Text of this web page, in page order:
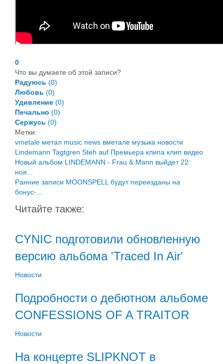
0
Что вы думаете об этой записи?
Радуюсь (0)
Любовь (0)
Удивление (0)
Печально (0)
Сержусь (0)
Метки:
vmetale метал music news вметале музыка новости
Lindemann Tagtgren Steh auf Премьера клипа клип видео
Новый альбом LINDEMANN - Frau & Mann выйдет 22
ноя...
Ранние записи MOONSPELL будут переизданы на
бонус-...
Читайте также:
CYNIC подготовили обновленную
версию альбома 'Traced In Air'
Новости
Подробности о дебютном альбоме
CONFESSIONS OF A TRAITOR
Новости
На концерте SLIPKNOT в